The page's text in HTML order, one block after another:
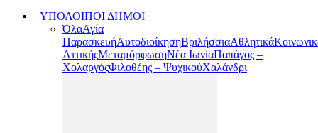
ΥΠΟΛΟΙΠΟΙ ΔΗΜΟΙ
ΌλαΑγία
ΠαρασκευήΑυτοδιοίκησηΒριλήσσιαΑθλητικά
ΑττικήςΜεταμόρφωσηΝέα ΙωνίαΠαπάγος –
ΧολαργόςΦιλοθέης – ΨυχικούΧαλάνδρι